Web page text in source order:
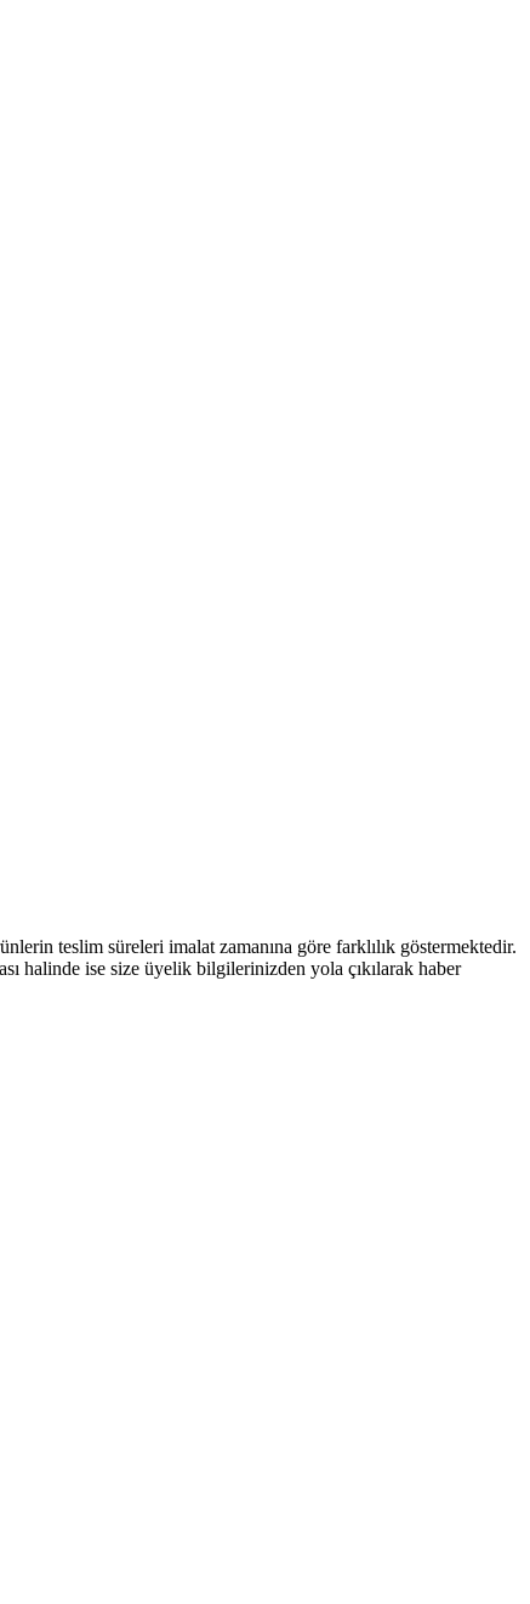
teslim süreleri imalat zamanına göre farklılık göstermektedir.
halinde ise size üyelik bilgilerinizden yola çıkılarak haber